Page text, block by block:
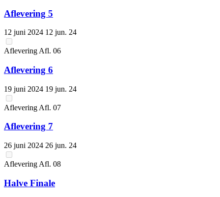
Aflevering 5
12 juni 2024 12 jun. 24
Aflevering Afl. 06
Aflevering 6
19 juni 2024 19 jun. 24
Aflevering Afl. 07
Aflevering 7
26 juni 2024 26 jun. 24
Aflevering Afl. 08
Halve Finale